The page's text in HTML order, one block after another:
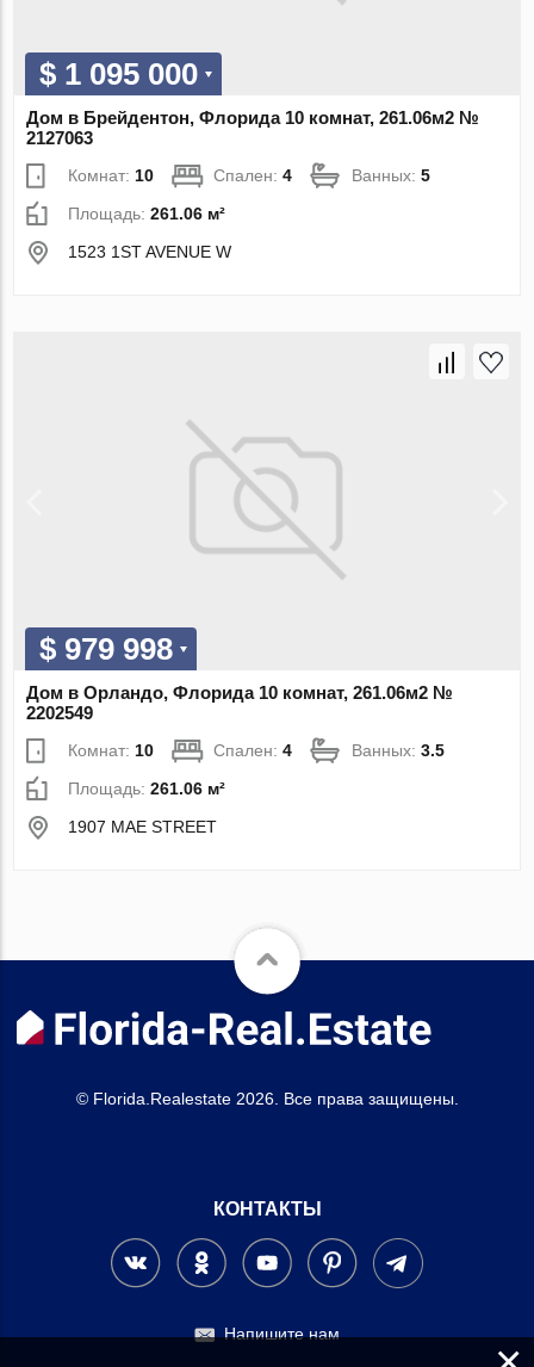
$ 1 095 000
Дом в Брейдентон, Флорида 10 комнат, 261.06м2 №
2127063
Комнат: 10 Спален:4 Ванных:5
Площадь:261.06 м²
1523 1ST AVENUE W
$ 979 998
Дом в Орландо, Флорида 10 комнат, 261.06м2 №
2202549
Комнат: 10 Спален:4 Ванных:3.5
Площадь:261.06 м²
1907 MAE STREET
© Florida.Realestate 2026. Все права защищены.
КОНТАКТЫ
Напишите нам